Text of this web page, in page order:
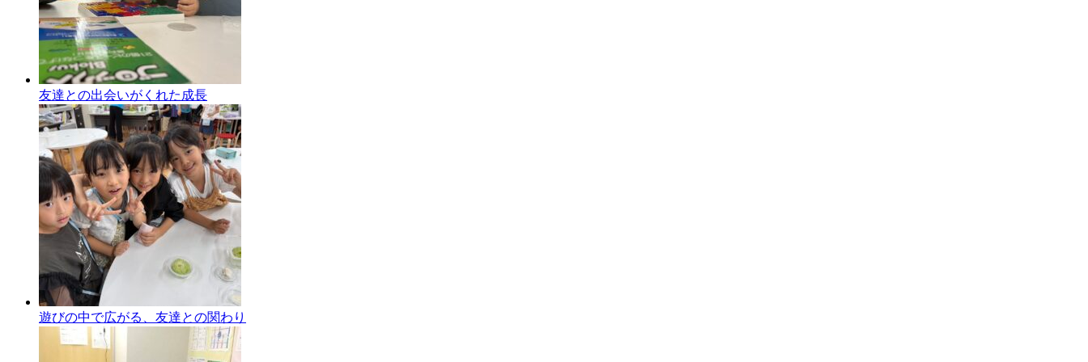
友達との出会いがくれた成長
遊びの中で広がる、友達との関わり